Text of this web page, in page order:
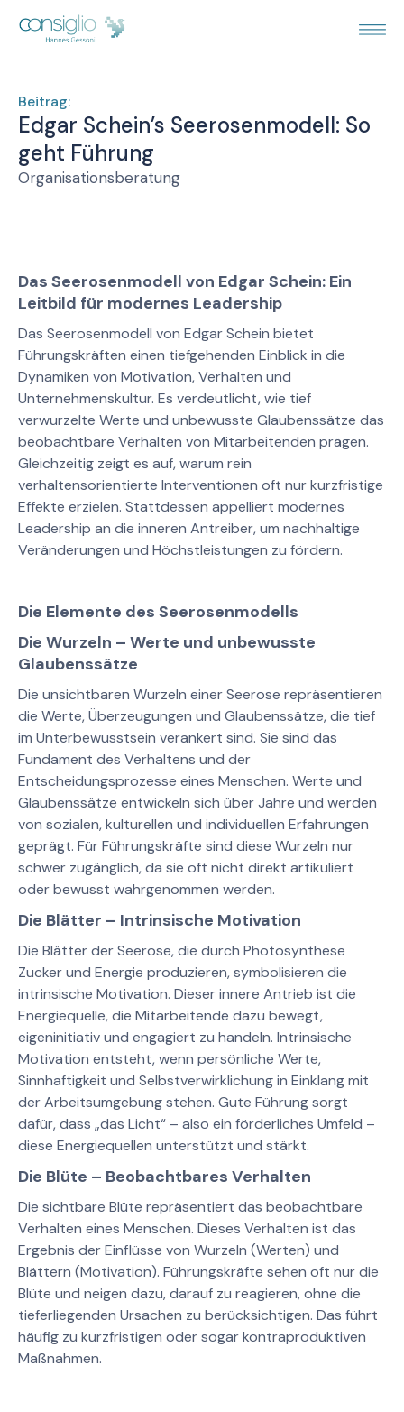
Beitrag:
Edgar Schein’s Seerosenmodell: So
geht Führung
Organisationsberatung
Das Seerosenmodell von Edgar Schein: Ein
Leitbild für modernes Leadership
Das Seerosenmodell von Edgar Schein bietet
Führungskräften einen tiefgehenden Einblick in die
Dynamiken von Motivation, Verhalten und
Unternehmenskultur. Es verdeutlicht, wie tief
verwurzelte Werte und unbewusste Glaubenssätze das
beobachtbare Verhalten von Mitarbeitenden prägen.
Gleichzeitig zeigt es auf, warum rein
verhaltensorientierte Interventionen oft nur kurzfristige
Effekte erzielen. Stattdessen appelliert modernes
Leadership an die inneren Antreiber, um nachhaltige
Veränderungen und Höchstleistungen zu fördern.
Die Elemente des Seerosenmodells
Die Wurzeln – Werte und unbewusste
Glaubenssätze
Die unsichtbaren Wurzeln einer Seerose repräsentieren
die Werte, Überzeugungen und Glaubenssätze, die tief
im Unterbewusstsein verankert sind. Sie sind das
Fundament des Verhaltens und der
Entscheidungsprozesse eines Menschen. Werte und
Glaubenssätze entwickeln sich über Jahre und werden
von sozialen, kulturellen und individuellen Erfahrungen
geprägt. Für Führungskräfte sind diese Wurzeln nur
schwer zugänglich, da sie oft nicht direkt artikuliert
oder bewusst wahrgenommen werden.
Die Blätter – Intrinsische Motivation
Die Blätter der Seerose, die durch Photosynthese
Zucker und Energie produzieren, symbolisieren die
intrinsische Motivation. Dieser innere Antrieb ist die
Energiequelle, die Mitarbeitende dazu bewegt,
eigeninitiativ und engagiert zu handeln. Intrinsische
Motivation entsteht, wenn persönliche Werte,
Sinnhaftigkeit und Selbstverwirklichung in Einklang mit
der Arbeitsumgebung stehen. Gute Führung sorgt
dafür, dass „das Licht“ – also ein förderliches Umfeld –
diese Energiequellen unterstützt und stärkt.
Die Blüte – Beobachtbares Verhalten
Die sichtbare Blüte repräsentiert das beobachtbare
Verhalten eines Menschen. Dieses Verhalten ist das
Ergebnis der Einflüsse von Wurzeln (Werten) und
Blättern (Motivation). Führungskräfte sehen oft nur die
Blüte und neigen dazu, darauf zu reagieren, ohne die
tieferliegenden Ursachen zu berücksichtigen. Das führt
häufig zu kurzfristigen oder sogar kontraproduktiven
Maßnahmen.